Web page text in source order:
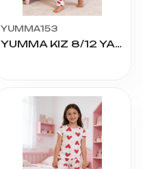
YUMMA153
YUMMA KIZ 8/12 YAŞ MILAN EŞOFMAN TAKIM